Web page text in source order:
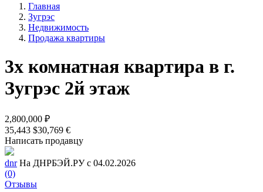
Главная
Зугрэс
Недвижимость
Продажа квартиры
3х комнатная квартира в г.
Зугрэс 2й этаж
2,800,000 ₽
35,443 $30,769 €
Написать продавцу
dnr На ДНРБЭЙ.РУ с 04.02.2026
(0)
Отзывы